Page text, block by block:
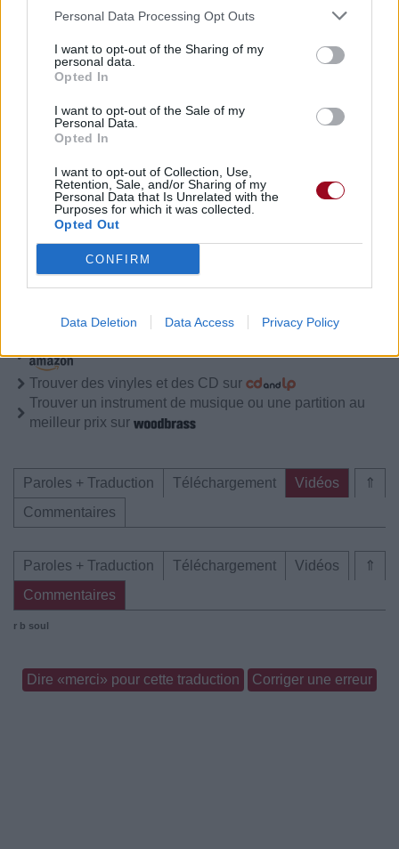
Personal Data Processing Opt Outs
I want to opt-out of the Sharing of my
personal data.
Opted In
I want to opt-out of the Sale of my
Personal Data.
Opted In
I want to opt-out of Collection, Use,
Retention, Sale, and/or Sharing of my
Personal Data that Is Unrelated with the
Purposes for which it was collected.
Opted Out
CONFIRM
Data Deletion Data Access Privacy Policy
Albums :
Commentaires
Pour prolonger le plaisir musical :
Télécharger légalement les MP3 sur
Trouver des vinyles et des CD sur
Trouver un instrument de musique ou une partition au
meilleur prix sur
⇑
Paroles + Traduction Téléchargement
Vidéos
Commentaires
⇑
Paroles + Traduction Téléchargement
Vidéos
Commentaires
r b soul
Dire «merci» pour cette traduction Corriger une erreur